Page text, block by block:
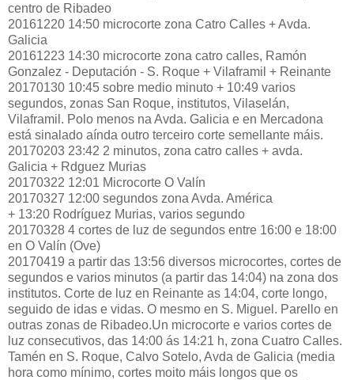
centro de Ribadeo
20161220 14:50 microcorte zona Catro Calles + Avda.
Galicia
20161223 14:30 microcorte zona catro calles, Ramón
Gonzalez - Deputación - S. Roque + Vilaframil + Reinante
20170130 10:45 sobre medio minuto + 10:49 varios
segundos, zonas San Roque, institutos, Vilaselán,
Vilaframil. Polo menos na Avda. Galicia e en Mercadona
está sinalado aínda outro terceiro corte semellante máis.
20170203 23:42 2 minutos, zona catro calles + avda.
Galicia + Rdguez Murias
20170322 12:01 Microcorte O Valín
20170327 12:00 segundos zona Avda. América
+ 13:20 Rodríguez Murias, varios segundo
20170328 4 cortes de luz de segundos entre 16:00 e 18:00
en O Valín (Ove)
20170419 a partir das 13:56 diversos microcortes, cortes de
segundos e varios minutos (a partir das 14:04) na zona dos
institutos. Corte de luz en Reinante as 14:04, corte longo,
seguido de idas e vidas. O mesmo en S. Miguel. Parello en
outras zonas de Ribadeo.Un microcorte e varios cortes de
luz consecutivos, das 14:00 ás 14:21 h, zona Cuatro Calles.
Tamén en S. Roque, Calvo Sotelo, Avda de Galicia (media
hora como mínimo, cortes moito máis longos que os